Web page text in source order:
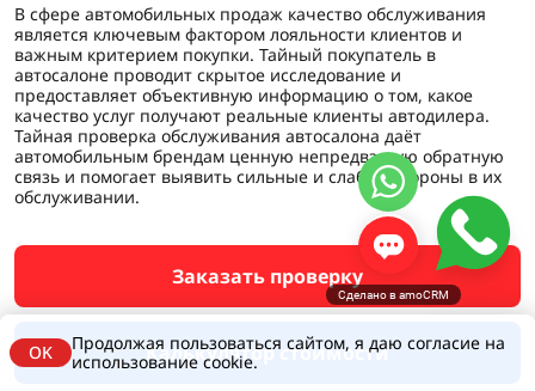
В сфере автомобильных продаж качество обслуживания
является ключевым фактором лояльности клиентов и
важным критерием покупки. Тайный покупатель в
автосалоне проводит скрытое исследование и
предоставляет объективную информацию о том, какое
качество услуг получают реальные клиенты автодилера.
Тайная проверка обслуживания автосалона даёт
автомобильным брендам ценную непредвзятую обратную
связь и помогает выявить сильные и слабые стороны в их
обслуживании.
Заказать проверку
Калькулятор стоимости
OK
Продолжая пользоваться сайтом, я даю согласие на
использование cookie.
Сделано в amoCRM